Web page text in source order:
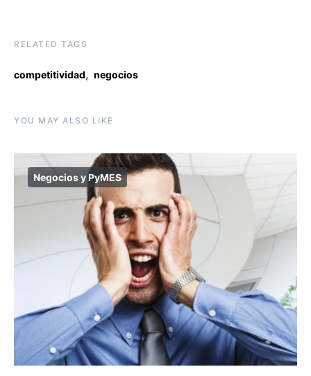
RELATED TAGS
competitividad, negocios
YOU MAY ALSO LIKE
Negocios y PyMES